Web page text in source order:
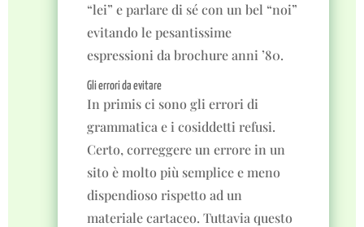
“lei” e parlare di sé con un bel “noi”
evitando le pesantissime
espressioni da brochure anni ’80.
Gli errori da evitare
In primis ci sono gli errori di
grammatica e i cosiddetti refusi.
Certo, correggere un errore in un
sito è molto più semplice e meno
dispendioso rispetto ad un
materiale cartaceo. Tuttavia questo